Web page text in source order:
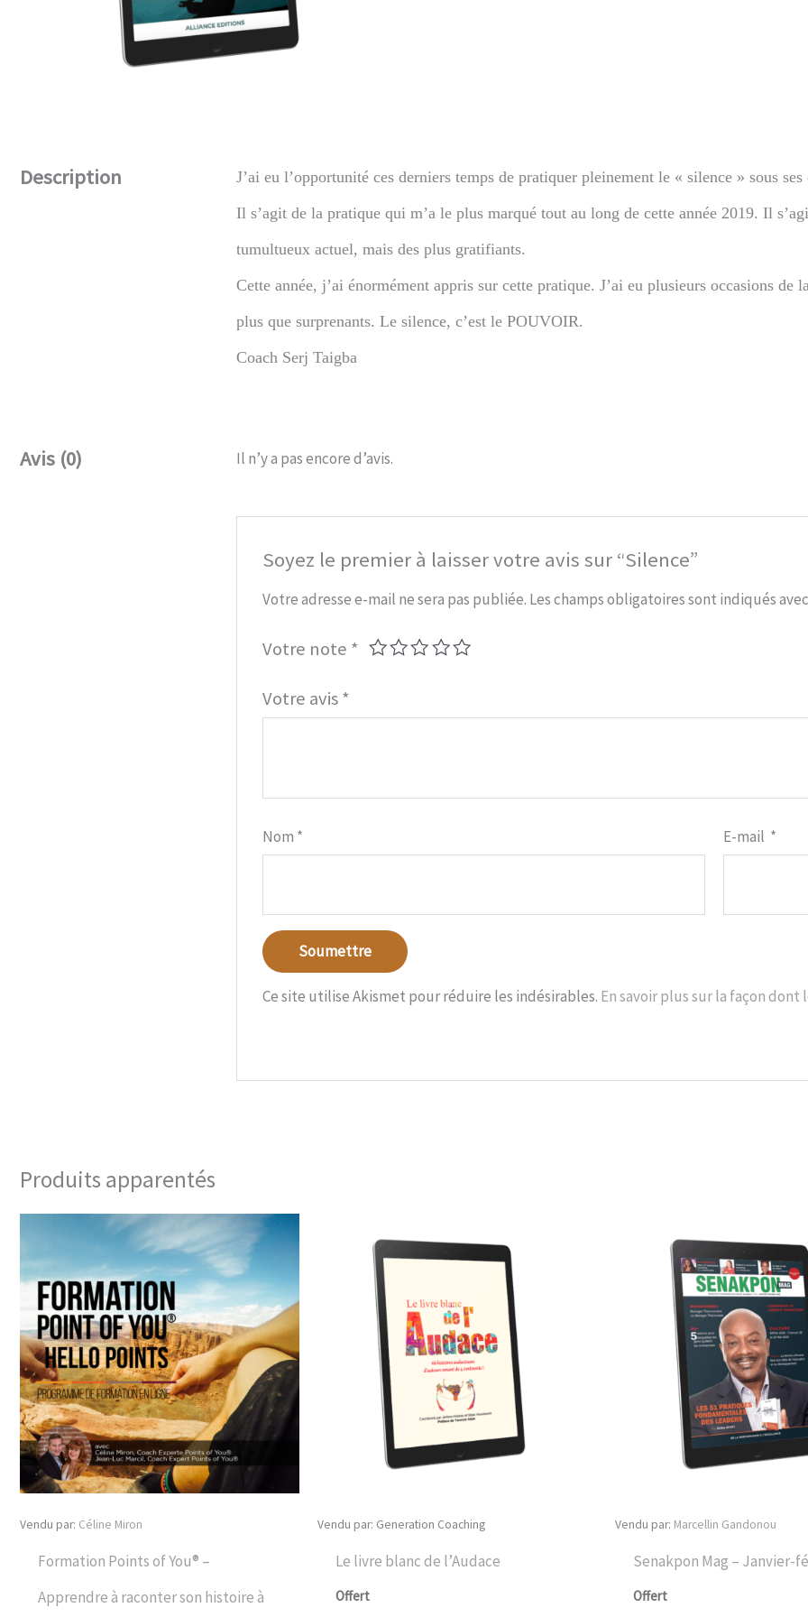
Description
J’ai eu l’opportunité ces derniers temps de pratiquer pleinement le « silence » sous
Il s’agit de la pratique qui m’a le plus marqué tout au long de cette année 2019. Il
tumultueux actuel, mais des plus gratifiants.
Cette année, j’ai énormément appris sur cette pratique. J’ai eu plusieurs occasions
plus que surprenants. Le silence, c’est le POUVOIR.
Coach Serj Taigba
Avis (0) Il n’y a pas encore d’avis.
Soyez le premier à laisser votre avis sur “Silence”
Votre adresse e-mail ne sera pas publiée. Les champs obligatoires sont indiqués
Votre note *
Votre avis*
Nom * E-mail *
Ce site utilise Akismet pour réduire les indésirables. En savoir plus sur la façon
Produits apparentés
Vendu par: Céline Miron
Formation Points of You® –
Apprendre à raconter son histoire à
Vendu par: Generation Coaching
Le livre blanc de l’Audace
Offert
Vendu par: Marcellin Gandonou
Senakpon Mag – Janvier-
Offert